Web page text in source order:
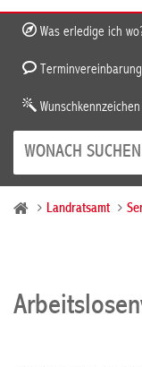
Was erledige ich
Terminvereinbarung
Wunschkennzeichen
Landratsamt